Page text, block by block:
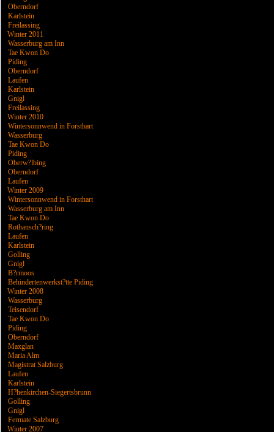
Oberndorf
Karlstein
Freilassing
Winter 2011
Wasserburg am Inn
Tae Kwon Do
Piding
Oberndorf
Laufen
Karlstein
Gnigl
Freilassing
Winter 2010
Wintersonnwend in Forsthart
Wasserburg
Tae Kwon Do
Piding
Oberw?lbing
Oberndorf
Laufen
Winter 2009
Wintersonnwend in Forsthart
Wasserburg am Inn
Tae Kwon Do
Rothansch?ring
Laufen
Karlstein
Golling
Gnigl
B?rmoos
Behindertenwerkst?tte Piding
Winter 2008
Wasserburg
Teisendorf
Tae Kwon Do
Piding
Oberndorf
Maxglan
Maria Alm
Magistrat Salzburg
Laufen
Karlstein
H?henkirchen-Siegertsbrunn
Golling
Gnigl
Fermate Salzburg
Winter 2007